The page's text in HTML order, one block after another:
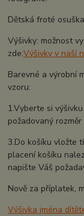
Dětská froté
Výšivky: možnost
zde:Výšivky v naší
Barevné a výrobní
vzoru:
1.Vyberte si
požadovaný rozměr
3.Do košíku vložte
placení košíku
napište Váš
Nově za příplatek,
Výšivka jména